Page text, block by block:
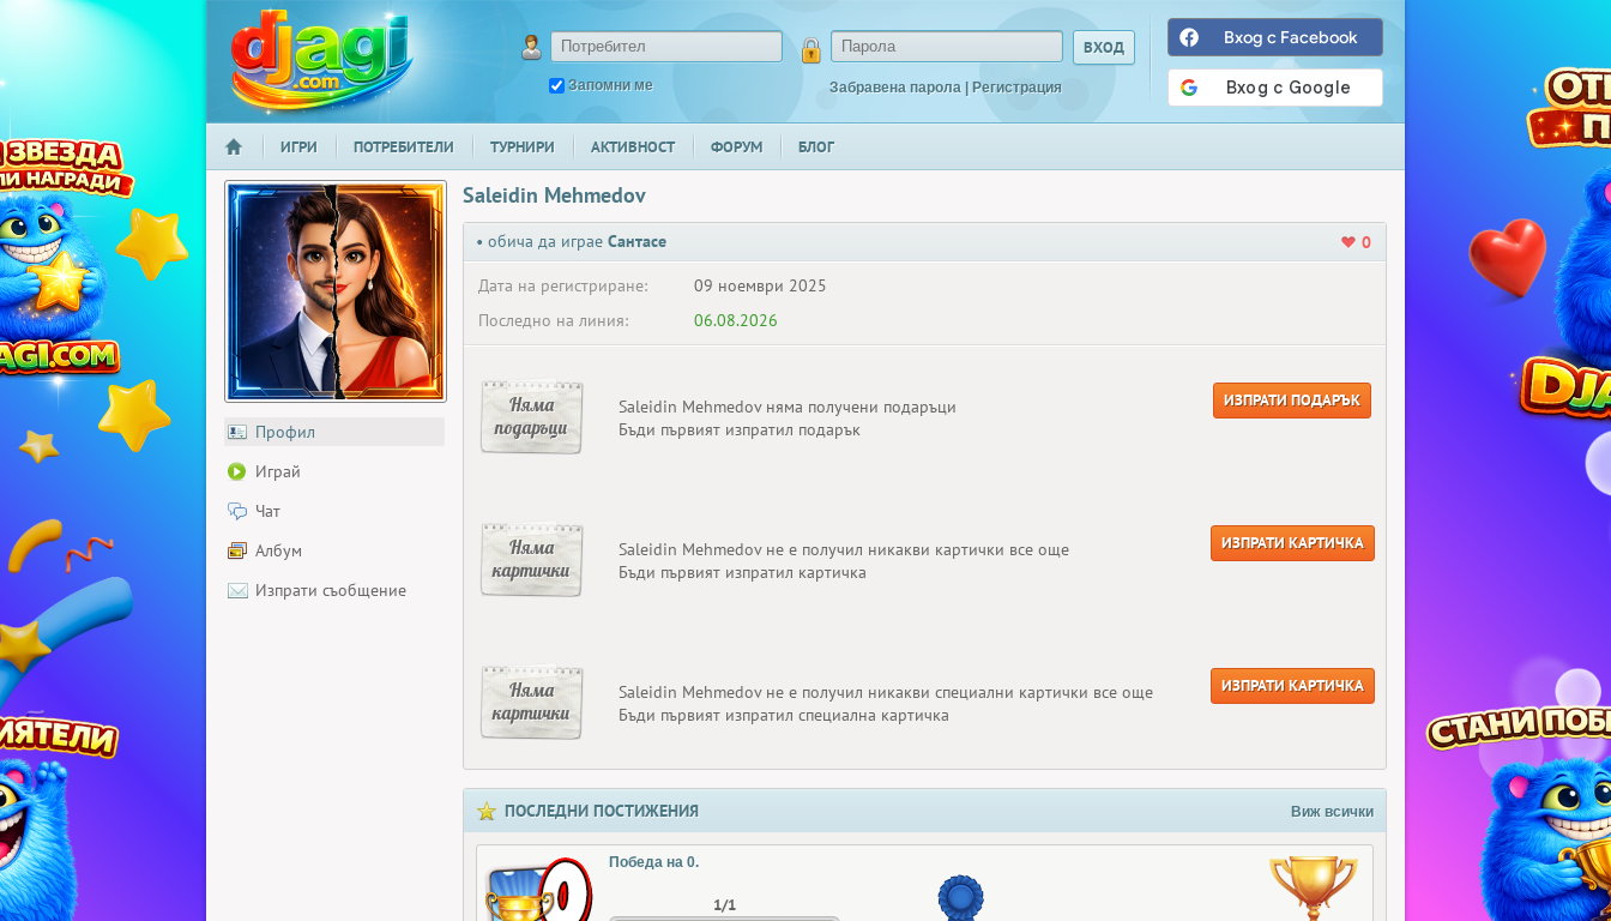
djagi.com
Запомни ме Забравена парола | Регистрация
Вход с Facebook
НАЧАЛО
ИГРИ ПОТРЕБИТЕЛИ ТУРНИРИ АКТИВНОСТ ФОРУМ БЛОГ
Профил
Играй
Чат
Албум
Изпрати съобщение
Saleidin Mehmedov
• обича да играе Сантасе
0
Дата на регистриране:
09 ноември 2025
Последно на линия:
06.08.2026
Няма
подаръци
Saleidin Mehmedov няма получени подаръци
Бъди първият изпратил подарък
ИЗПРАТИ ПОДАРЪК
Няма
картички
Saleidin Mehmedov не е получил никакви картички все още
Бъди първият изпратил картичка
ИЗПРАТИ КАРТИЧКА
Няма
картички
Saleidin Mehmedov не е получил никакви специални картички все още
Бъди първият изпратил специална картичка
ИЗПРАТИ КАРТИЧКА
ПОСЛЕДНИ ПОСТИЖЕНИЯ Виж всички
Победа на 0.
1/1